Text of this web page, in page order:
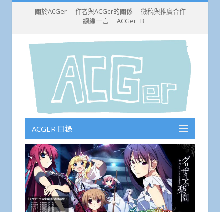
關於ACGer 作者與ACGer的關係
徵稿與推廣合作
總編一言
ACGer FB
ACGER 目錄